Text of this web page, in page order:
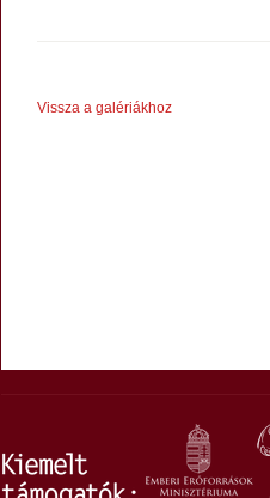
Vissza a galériákhoz